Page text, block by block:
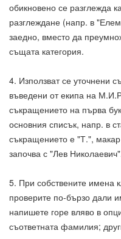
обикновено се разглежда
разглеждане (напр. в
заедно, вместо да
същата категория.
4. Използват се уточнени
въведени от екипа на
съкращението на първа
основния списък, напр. в
съкращението е "Т.",
започва с "Лев
5. При собствените имена
проверите по-бързо дали
напишете горе вляво в
съответната фамилия;